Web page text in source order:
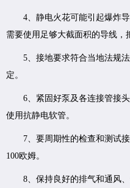
4、静电火花可能引起爆炸
需要使用足够大截面积的导线，
5、接地要求符合当地法规
定。
6、紧固好泵及各连接管接
使用抗静电软管。
7、要周期性的检查和测试
100欧姆。
8、保持良好的排气和通风